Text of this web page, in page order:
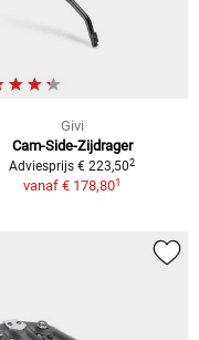
Givi
Cam-Side-Zijdrager
Adviesprijs € 223,502
vanaf € 178,801